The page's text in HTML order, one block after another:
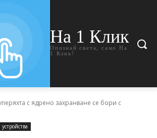
На 1 Клик
Опознай света, само На
1 Клик!
с ядрено захранване се бори с